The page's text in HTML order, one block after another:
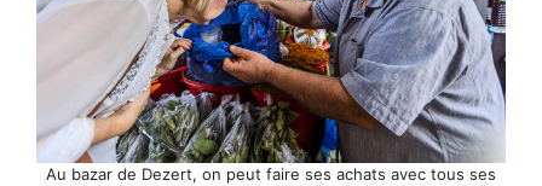
Au bazar de Dezert, on peut faire ses achats avec tous ses